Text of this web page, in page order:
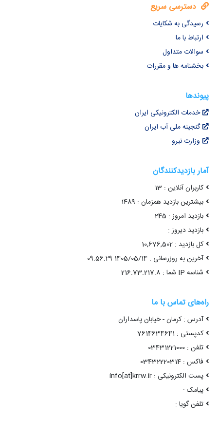
دسترسی سریع
رسیدگی به شکایات
ارتباط با ما
سوالات متداول
بخشنامه ها و مقررات
پیوندها
خدمات الکترونیکی ایران
گنجینه ملی آب ایران
وزارت نیرو
آمار بازدیدکنندگان
کاربران آنلاین : 13
بیشترین بازدید همزمان : 1489
بازدید امروز : 245
بازدید دیروز :
کل بازدید : 10,676,502
آخرین به روزرسانی : 1405/05/14 09:56:29
شناسه IP شما : 216.73.217.8
راه‌های تماس با ما
آدرس : کرمان - خیابان پاسداران
کدپستی : 7614634641
تلفن : 03431221000
فاکس : 03432220314
پست الکترونیکی : info[at]krrw.ir
پیامک :
تلفن گویا :